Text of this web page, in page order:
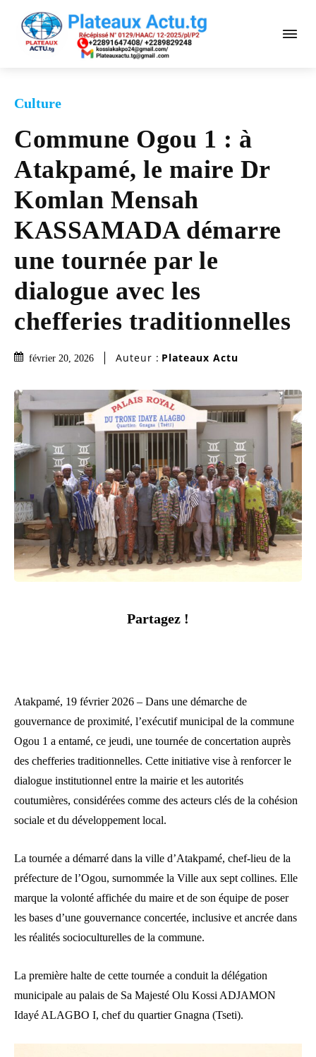
Culture
Commune Ogou 1 : à
Atakpamé, le maire Dr
Komlan Mensah
KASSAMADA démarre
une tournée par le
dialogue avec les
chefferies traditionnelles
février 20, 2026 Auteur : Plateaux Actu
Partagez !
Atakpamé, 19 février 2026 – Dans une démarche de
gouvernance de proximité, l’exécutif municipal de la commune
Ogou 1 a entamé, ce jeudi, une tournée de concertation auprès
des chefferies traditionnelles. Cette initiative vise à renforcer le
dialogue institutionnel entre la mairie et les autorités
coutumières, considérées comme des acteurs clés de la cohésion
sociale et du développement local.
La tournée a démarré dans la ville d’Atakpamé, chef-lieu de la
préfecture de l’Ogou, surnommée la Ville aux sept collines. Elle
marque la volonté affichée du maire et de son équipe de poser
les bases d’une gouvernance concertée, inclusive et ancrée dans
les réalités socioculturelles de la commune.
La première halte de cette tournée a conduit la délégation
municipale au palais de Sa Majesté Olu Kossi ADJAMON
Idayé ALAGBO I, chef du quartier Gnagna (Tseti).